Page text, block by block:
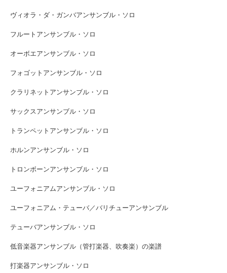
ヴィオラ・ダ・ガンバアンサンブル・ソロ
フルートアンサンブル・ソロ
オーボエアンサンブル・ソロ
フォゴットアンサンブル・ソロ
クラリネットアンサンブル・ソロ
サックスアンサンブル・ソロ
トランペットアンサンブル・ソロ
ホルンアンサンブル・ソロ
トロンボーンアンサンブル・ソロ
ユーフォニアムアンサンブル・ソロ
ユーフォニアム・テューバ／バリチューアンサンブル
テューバアンサンブル・ソロ
低音楽器アンサンブル（管打楽器、吹奏楽）の楽譜
打楽器アンサンブル・ソロ